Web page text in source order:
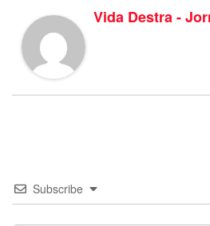
Vida Destra -
Subscribe